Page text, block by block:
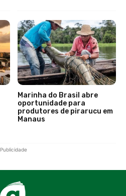
Marinha do Brasil abre
oportunidade para
produtores de pirarucu em
Manaus
Publicidade